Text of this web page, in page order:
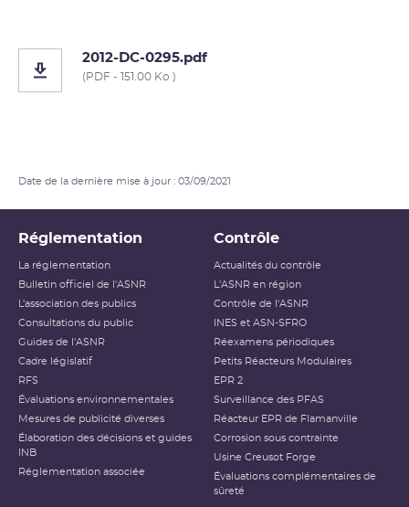
2012-DC-0295.pdf
(PDF - 151.00 Ko )
Date de la dernière mise à jour : 03/09/2021
Réglementation
La réglementation
Bulletin officiel de l'ASNR
L’association des publics
Consultations du public
Guides de l'ASNR
Cadre législatif
RFS
Évaluations environnementales
Mesures de publicité diverses
Élaboration des décisions et guides
INB
Réglementation associée
Contrôle
Actualités du contrôle
L'ASNR en région
Contrôle de l'ASNR
INES et ASN-SFRO
Réexamens périodiques
Petits Réacteurs Modulaires
EPR 2
Surveillance des PFAS
Réacteur EPR de Flamanville
Corrosion sous contrainte
Usine Creusot Forge
Évaluations complémentaires de
sûreté